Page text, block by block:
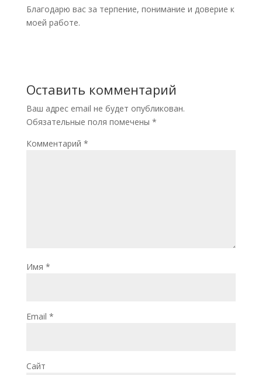
Благодарю вас за терпение, понимание и доверие к
моей работе.
Оставить комментарий
Ваш адрес email не будет опубликован.
Обязательные поля помечены *
Комментарий *
Имя *
Email *
Сайт